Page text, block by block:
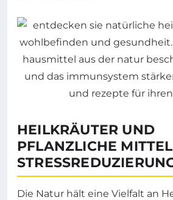
HEILKRÄUTER UND
PFLANZLICHE
Die Natur hält eine Vielfalt an